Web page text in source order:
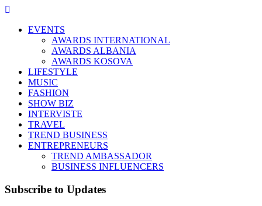
EVENTS
AWARDS INTERNATIONAL
AWARDS ALBANIA
AWARDS KOSOVA
LIFESTYLE
MUSIC
FASHION
SHOW BIZ
INTERVISTE
TRAVEL
TREND BUSINESS
ENTREPRENEURS
TREND AMBASSADOR
BUSINESS INFLUENCERS
Subscribe to Updates